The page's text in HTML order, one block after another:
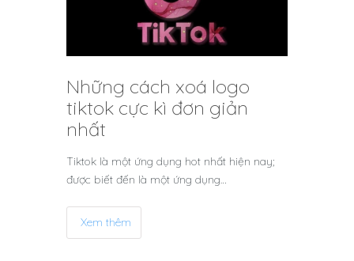
Những cách xoá logo
tiktok cực kì đơn giản
nhất
Tiktok là một ứng dụng hot nhất hiện nay;
được biết đến là một ứng dụng…
Xem thêm